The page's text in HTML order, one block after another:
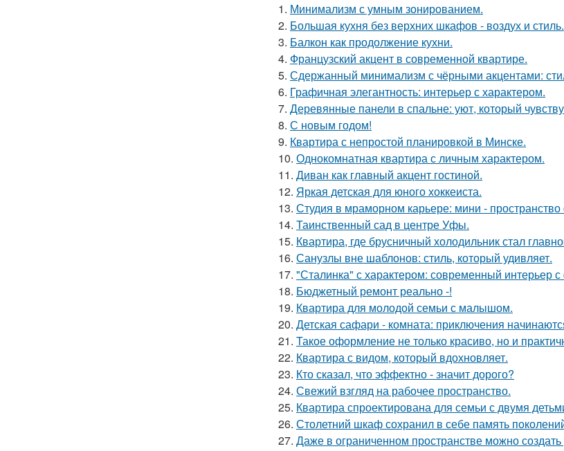
1. Минимализм с умным зонированием.
2. Большая кухня без верхних шкафов - воздух и стиль.
3. Балкон как продолжение кухни.
4. Французский акцент в современной квартире.
5. Сдержанный минимализм с чёрными акцентами:
6. Графичная элегантность: интерьер с характером.
7. Деревянные панели в спальне: уют, который
8. С новым годом!
9. Квартира с непростой планировкой в Минске.
10. Однокомнатная квартира с личным характером.
11. Диван как главный акцент гостиной.
12. Яркая детская для юного хоккеиста.
13. Студия в мраморном карьере: мини - пространство
14. Таинственный сад в центре Уфы.
15. Квартира, где брусничный холодильник стал
16. Санузлы вне шаблонов: стиль, который удивляет.
17. "Сталинка" с характером: современный интерьер
18. Бюджетный ремонт реально -!
19. Квартира для молодой семьи с малышом.
20. Детская сафари - комната: приключения
21. Такое оформление не только красиво, но и
22. Квартира с видом, который вдохновляет.
23. Кто сказал, что эффектно - значит дорого?
24. Свежий взгляд на рабочее пространство.
25. Квартира спроектирована для семьи с двумя
26. Столетний шкаф сохранил в себе память
27. Даже в ограниченном пространстве можно создать